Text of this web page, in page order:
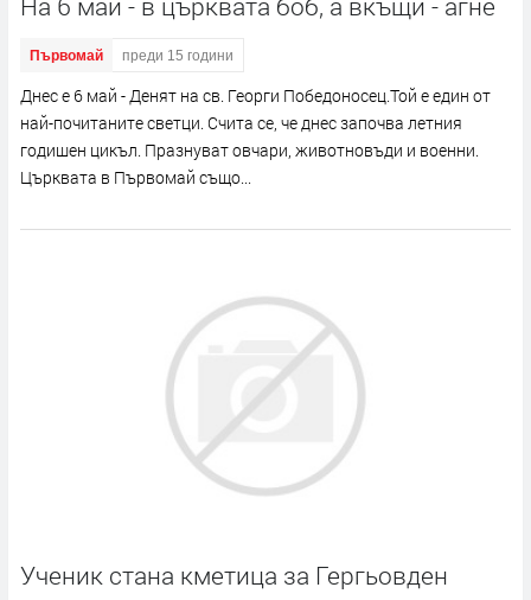
Първомай преди 15 години
Днес е 6 май - Денят на св. Георги Победоносец.Той е един от
най-почитаните светци. Счита се, че днес започва летния
годишен цикъл. Празнуват овчари, животновъди и военни.
Църквата в Първомай също...
Ученик стана кметица за Гергьовден